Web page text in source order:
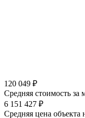
120 049 ₽
Средняя стоимость за
6 151 427 ₽
Средняя цена объекта